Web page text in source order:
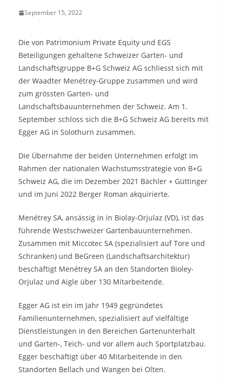
September 15, 2022
Die von Patrimonium Private Equity und EGS
Beteiligungen gehaltene Schweizer Garten- und
Landschaftsgruppe B+G Schweiz AG schliesst sich mit
der Waadter Menétrey-Gruppe zusammen und wird
zum grössten Garten- und
Landschaftsbauunternehmen der Schweiz. Am 1.
September schloss sich die B+G Schweiz AG bereits mit
Egger AG in Solothurn zusammen.
Die Übernahme der beiden Unternehmen erfolgt im
Rahmen der nationalen Wachstumsstrategie von B+G
Schweiz AG, die im Dezember 2021 Bächler + Güttinger
und im Juni 2022 Berger Roman akquirierte.
Menétrey SA, ansässig in in Biolay-Orjulaz (VD), ist das
führende Westschweizer Gartenbauunternehmen.
Zusammen mit Miccotec SA (spezialisiert auf Tore und
Schranken) und BeGreen (Landschaftsarchitektur)
beschäftigt Menétrey SA an den Standorten Bioley-
Orjulaz und Aigle über 130 Mitarbeitende.
Egger AG ist ein im Jahr 1949 gegründetes
Familienunternehmen, spezialisiert auf vielfältige
Dienstleistungen in den Bereichen Gartenunterhalt
und Garten-, Teich- und vor allem auch Sportplatzbau.
Egger beschäftigt über 40 Mitarbeitende in den
Standorten Bellach und Wangen bei Olten.